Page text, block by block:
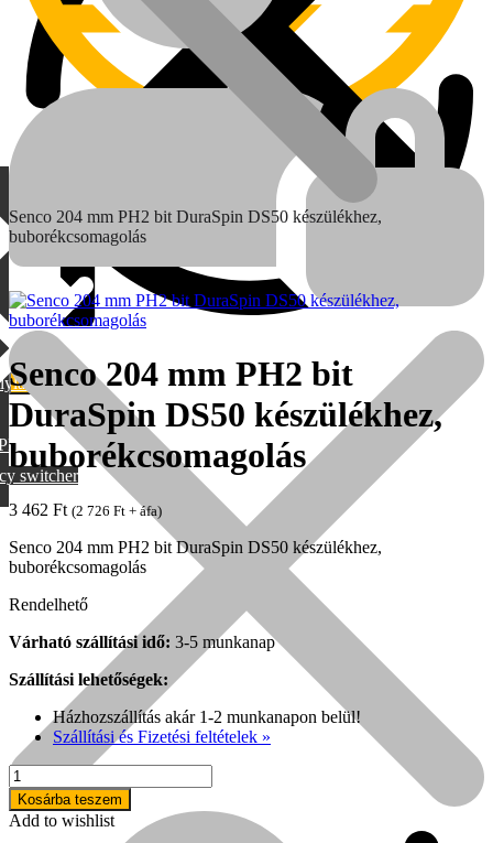
MAX
switcher
Senco 204 mm PH2 bit DuraSpin DS50 készülékhez,
buborékcsomagolás
Senco 204 mm PH2 bit
DuraSpin DS50 készülékhez,
buborékcsomagolás
3 462 Ft (2 726 Ft + áfa)
Senco 204 mm PH2 bit DuraSpin DS50 készülékhez,
buborékcsomagolás
Rendelhető
Várható szállítási idő: 3-5 munkanap
Szállítási lehetőségek:
Házhozszállítás akár 1-2 munkanapon belül!
Szállítási és Fizetési feltételek »
Senco
204
mm
PH2
Kosárba teszem
Add to wishlist